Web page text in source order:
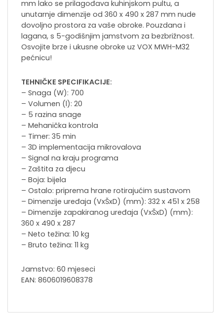
mm lako se prilagođava kuhinjskom pultu, a
unutarnje dimenzije od 360 x 490 x 287 mm nude
dovoljno prostora za vaše obroke. Pouzdana i
lagana, s 5-godišnjim jamstvom za bezbrižnost.
Osvojite brze i ukusne obroke uz VOX MWH-M32
pećnicu!
TEHNIČKE SPECIFIKACIJE:
– Snaga (W): 700
– Volumen (l): 20
– 5 razina snage
– Mehanička kontrola
– Timer: 35 min
– 3D implementacija mikrovalova
– Signal na kraju programa
– Zaštita za djecu
– Boja: bijela
– Ostalo: priprema hrane rotirajućim sustavom
– Dimenzije uređaja (VxŠxD) (mm): 332 x 451 x 258
– Dimenzije zapakiranog uređaja (VxŠxD) (mm):
360 x 490 x 287
– Neto težina: 10 kg
– Bruto težina: 11 kg
Jamstvo: 60 mjeseci
EAN: 8606019608378